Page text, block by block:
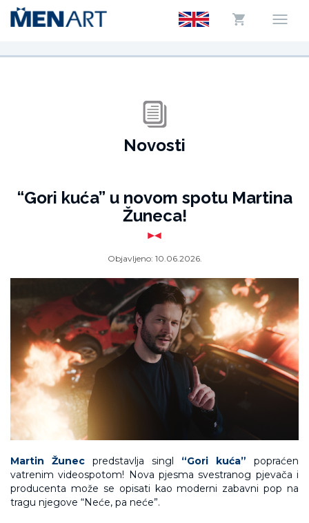
Novosti
“Gori kuća” u novom spotu Martina
Žuneca!
Objavljeno: 10.06.2026.
Martin Žunec predstavlja singl “Gori kuća” popraćen
vatrenim videospotom! Nova pjesma svestranog pjevača i
producenta može se opisati kao moderni zabavni pop na
tragu njegove “Neće, pa neće”.